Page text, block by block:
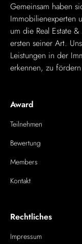
Gemeinsam haben
Immobilienexperten
um die Real Estate
ersten seiner Art.
Leistungen in der
erkennen, zu
Award
Teilnehmen
Bewertung
Members
Kontakt
Rechtliches
Impressum